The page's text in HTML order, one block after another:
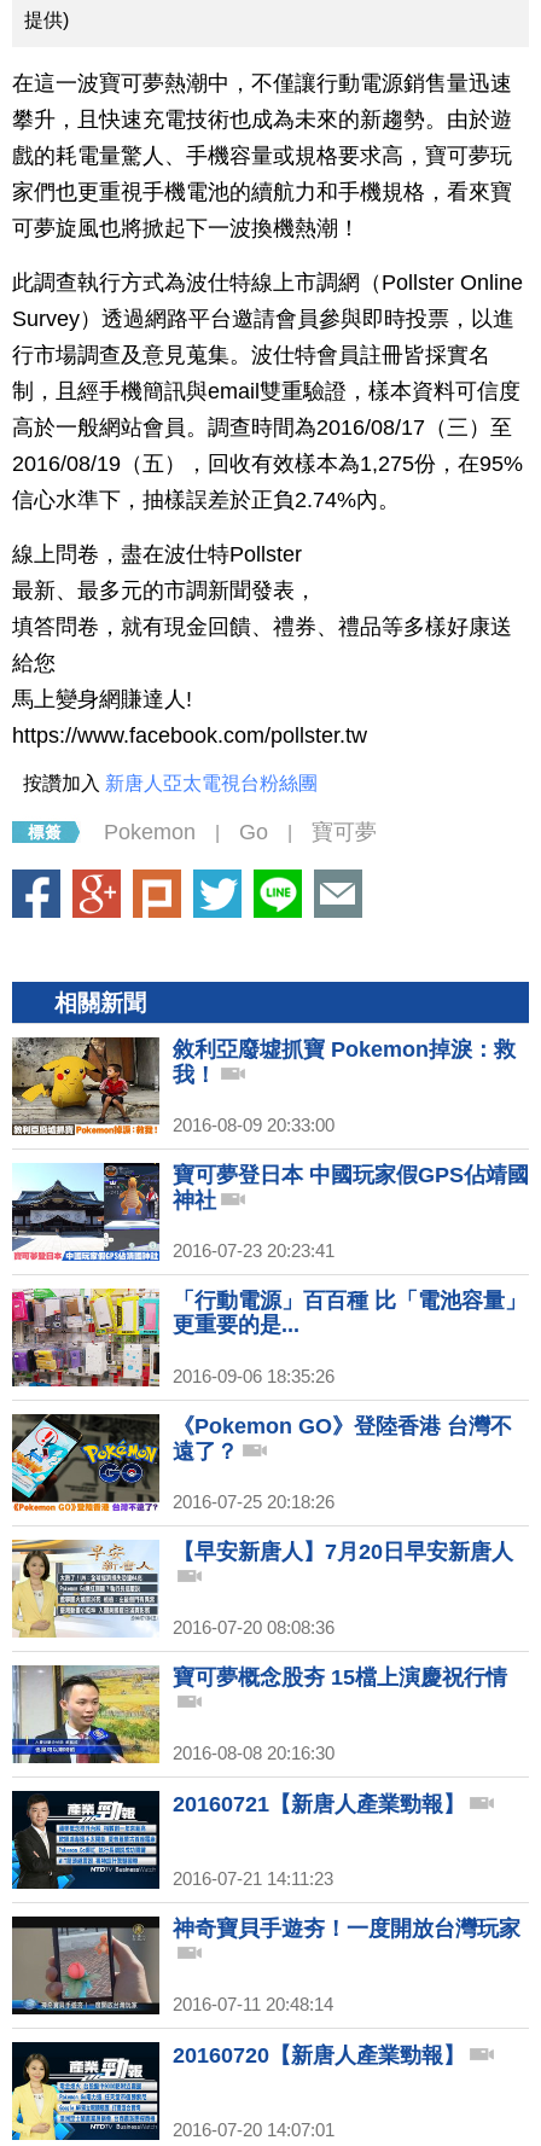
提供)
在這一波寶可夢熱潮中，不僅讓行動電源銷售量迅速
攀升，且快速充電技術也成為未來的新趨勢。由於遊
戲的耗電量驚人、手機容量或規格要求高，寶可夢玩
家們也更重視手機電池的續航力和手機規格，看來寶
可夢旋風也將掀起下一波換機熱潮！
此調查執行方式為波仕特線上市調網（Pollster Online
Survey）透過網路平台邀請會員參與即時投票，以進
行市場調查及意見蒐集。波仕特會員註冊皆採實名
制，且經手機簡訊與email雙重驗證，樣本資料可信度
高於一般網站會員。調查時間為2016/08/17（三）至
2016/08/19（五），回收有效樣本為1,275份，在95%
信心水準下，抽樣誤差於正負2.74%內。
線上問卷，盡在波仕特Pollster
最新、最多元的市調新聞發表，
填答問卷，就有現金回饋、禮券、禮品等多樣好康送
給您
馬上變身網賺達人!
https://www.facebook.com/pollster.tw
按讚加入 新唐人亞太電視台粉絲團
Pokemon Go 寶可夢
相關新聞
敘利亞廢墟抓寶 Pokemon掉淚：救
我！
2016-08-09 20:33:00
寶可夢登日本 中國玩家假GPS佔靖國
神社
2016-07-23 20:23:41
「行動電源」百百種 比「電池容量」
更重要的是...
2016-09-06 18:35:26
《Pokemon GO》登陸香港 台灣不
遠了？
2016-07-25 20:18:26
【早安新唐人】7月20日早安新唐人
2016-07-20 08:08:36
寶可夢概念股夯 15檔上演慶祝行情
2016-08-08 20:16:30
20160721【新唐人產業勁報】
2016-07-21 14:11:23
神奇寶貝手遊夯！一度開放台灣玩家
2016-07-11 20:48:14
20160720【新唐人產業勁報】
2016-07-20 14:07:01